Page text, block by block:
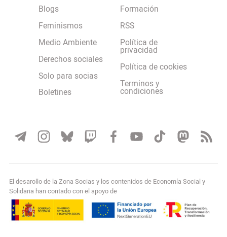
Blogs
Feminismos
Medio Ambiente
Derechos sociales
Solo para socias
Boletines
Formación
RSS
Política de
privacidad
Política de cookies
Terminos y
condiciones
El desarollo de la Zona Socias y los contenidos de Economía Social y
Solidaria han contado con el apoyo de